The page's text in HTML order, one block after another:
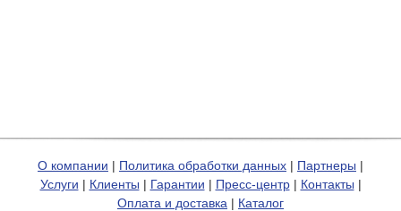
О компании | Политика обработки данных | Партнеры |
Услуги | Клиенты | Гарантии | Пресс-центр| Контакты |
Оплата и доставка | Каталог